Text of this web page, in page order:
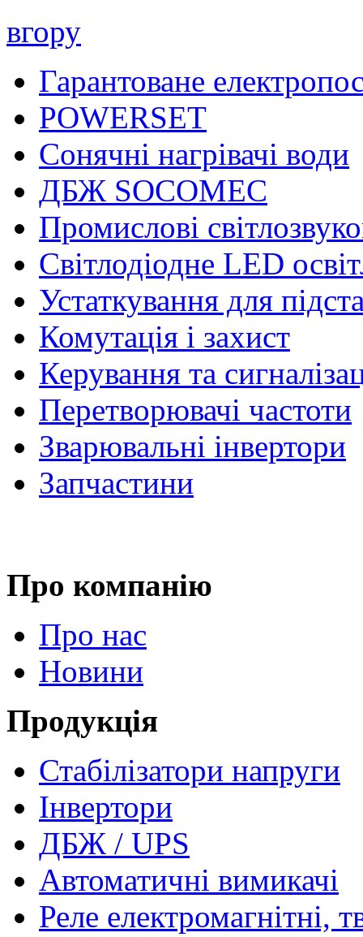
вгору
Гарантоване
POWERSET
Сонячні нагрівачі води
ДБЖ SOCOMEC
Промислові
Світлодіодне LED
Устаткування для
Комутація і захист
Керування та
Перетворювачі частоти
Зварювальні інвертори
Запчастини
Про компанію
Про нас
Новини
Продукція
Стабілізатори напруги
Інвертори
ДБЖ / UPS
Автоматичні вимикачі
Реле електромагнітні,